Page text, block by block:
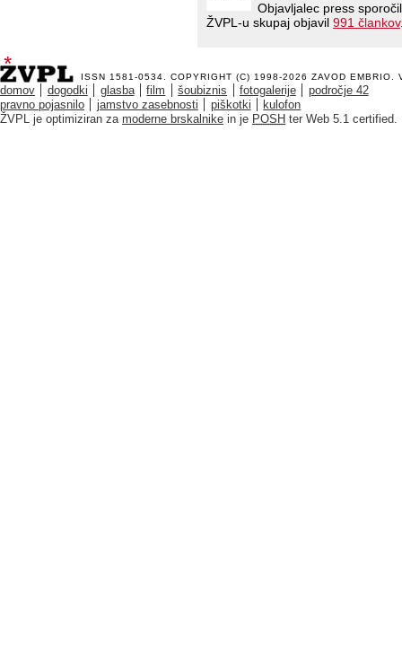
Objavljalec press
ŽVPL-u skupaj objavil 991 člankov
ISSN 1581-0534. COPYRIGHT (C) 1998-2026 ZAVOD EMBRIO .
domov dogodki glasba film šoubiznis fotogalerije
področje 42
pravno pojasnilo
jamstvo zasebnosti piškotki
kulofon
ŽVPL je optimiziran za moderne brskalnike in je POSH ter Web 5.1 certified.